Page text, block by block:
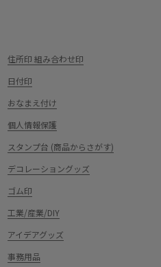
住所印 組み合わせ印
日付印
おなまえ付け
個人情報保護
スタンプ台 (商品からさがす)
デコレーショングッズ
ゴム印
工業/産業/DIY
アイデアグッズ
事務用品